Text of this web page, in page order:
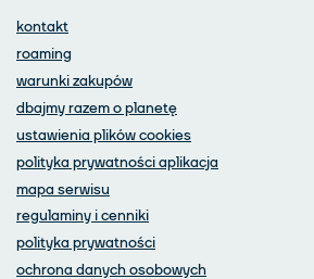
kontakt
roaming
warunki zakupów
dbajmy razem o planetę
ustawienia plików cookies
polityka prywatności aplikacja
mapa serwisu
regulaminy i cenniki
polityka prywatności
ochrona danych osobowych